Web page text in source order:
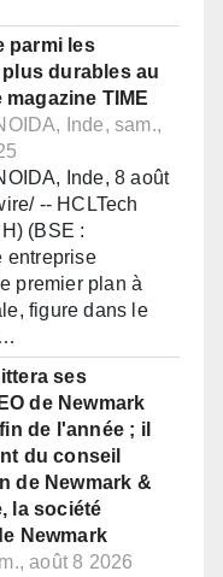
parmi les
durables au
TIME
Inde, sam.,
Inde, 8 août
-- HCLTech
(BSE :
entreprise
premier plan à
figure dans le
ses
de Newmark
de l'année ; il
du conseil
de Newmark &
la société
Newmark
août 8 2026